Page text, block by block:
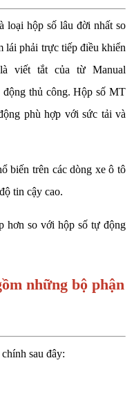
loại hộp số lâu đời nhất so
lái phải trực tiếp điều khiển
viết tắt của từ Manual
động thủ công. Hộp số MT
phù hợp với sức tải và
biến trên các dòng xe ô tô
tin cậy cao.
hơn so với hộp số tự động
những bộ phận
sau đây: